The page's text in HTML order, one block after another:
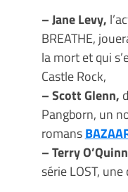
– Jane Levy,
BREATHE,
la mort et qui
Castle Rock,
– Scott Glenn,
Pangborn, un
romans
– Terry
série LOST,